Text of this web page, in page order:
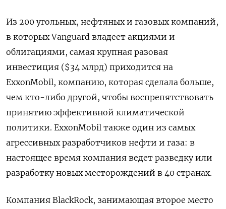
Из 200 угольных, нефтяных и газовых компаний,
в которых Vanguard владеет акциями и
облигациями, самая крупная разовая
инвестиция ($34 млрд) приходится на
ExxonMobil, компанию, которая сделала больше,
чем кто-либо другой, чтобы воспрепятствовать
принятию эффективной климатической
политики. ExxonMobil также один из самых
агрессивных разработчиков нефти и газа: в
настоящее время компания ведет разведку или
разработку новых месторождений в 40 странах.
Компания BlackRock, занимающая второе место